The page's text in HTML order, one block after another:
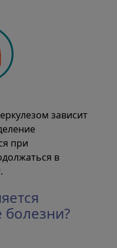
зависит
при
в
.
болезни?